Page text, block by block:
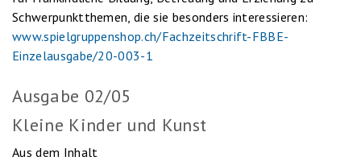
Schwerpunktthemen, die sie besonders interessieren:
www.spielgruppenshop.ch/Fachzeitschrift-FBBE-
Einzelausgabe/20-003-1
Ausgabe 02/05
Kleine Kinder und Kunst
Aus dem Inhalt